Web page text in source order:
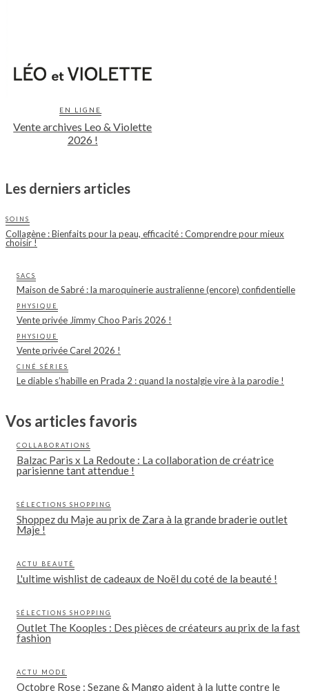
EN LIGNE
Vente archives Leo & Violette
2026 !
Les derniers articles
SOINS
Collagène : Bienfaits pour la peau, efficacité : Comprendre pour mieux
choisir !
SACS
Maison de Sabré : la maroquinerie australienne (encore) confidentielle
PHYSIQUE
Vente privée Jimmy Choo Paris 2026 !
PHYSIQUE
Vente privée Carel 2026 !
CINÉ SÉRIES
Le diable s’habille en Prada 2 : quand la nostalgie vire à la parodie !
Vos articles favoris
COLLABORATIONS
Balzac Paris x La Redoute : La collaboration de créatrice
parisienne tant attendue !
SÉLECTIONS SHOPPING
Shoppez du Maje au prix de Zara à la grande braderie outlet
Maje !
ACTU BEAUTÉ
L'ultime wishlist de cadeaux de Noël du coté de la beauté !
SÉLECTIONS SHOPPING
Outlet The Kooples : Des pièces de créateurs au prix de la fast
fashion
ACTU MODE
Octobre Rose : Sezane & Mango aident à la lutte contre le